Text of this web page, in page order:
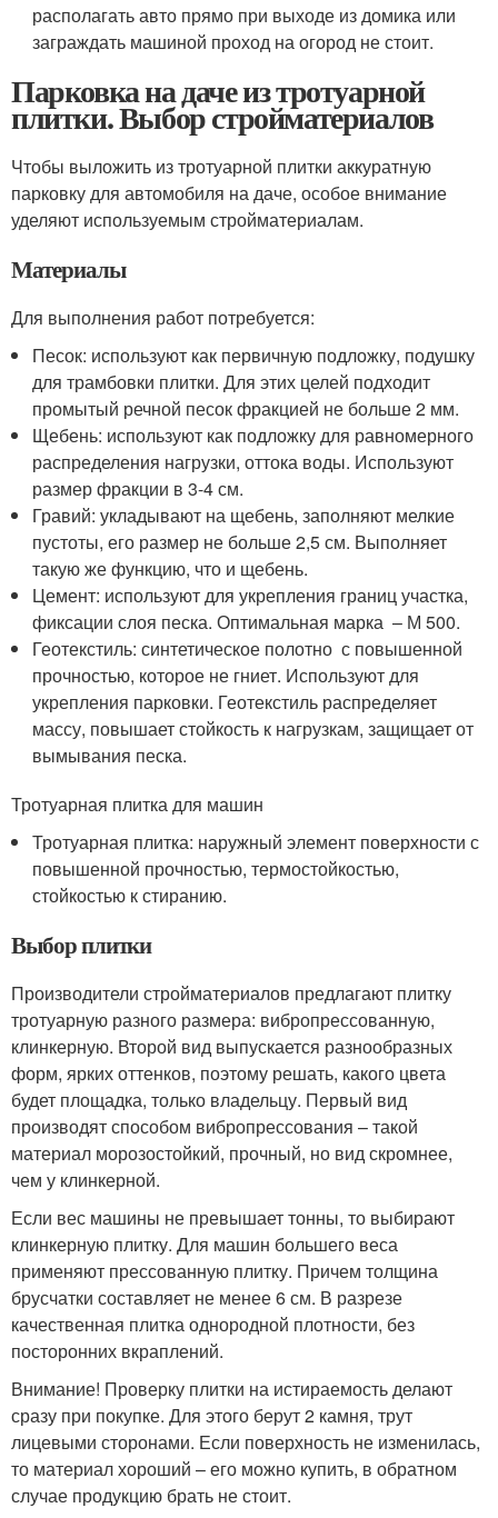
располагать авто прямо при выходе из домика или
заграждать машиной проход на огород не стоит.
Парковка на даче из тротуарной
плитки. Выбор стройматериалов
Чтобы выложить из тротуарной плитки аккуратную
парковку для автомобиля на даче, особое внимание
уделяют используемым стройматериалам.
Материалы
Для выполнения работ потребуется:
Песок: используют как первичную подложку, подушку
для трамбовки плитки. Для этих целей подходит
промытый речной песок фракцией не больше 2 мм.
Щебень: используют как подложку для равномерного
распределения нагрузки, оттока воды. Используют
размер фракции в 3-4 см.
Гравий: укладывают на щебень, заполняют мелкие
пустоты, его размер не больше 2,5 см. Выполняет
такую же функцию, что и щебень.
Цемент: используют для укрепления границ участка,
фиксации слоя песка. Оптимальная марка – М 500.
Геотекстиль: синтетическое полотно с повышенной
прочностью, которое не гниет. Используют для
укрепления парковки. Геотекстиль распределяет
массу, повышает стойкость к нагрузкам, защищает от
вымывания песка.
Тротуарная плитка для машин
Тротуарная плитка: наружный элемент поверхности с
повышенной прочностью, термостойкостью,
стойкостью к стиранию.
Выбор плитки
Производители стройматериалов предлагают плитку
тротуарную разного размера: вибропрессованную,
клинкерную. Второй вид выпускается разнообразных
форм, ярких оттенков, поэтому решать, какого цвета
будет площадка, только владельцу. Первый вид
производят способом вибропрессования – такой
материал морозостойкий, прочный, но вид скромнее,
чем у клинкерной.
Если вес машины не превышает тонны, то выбирают
клинкерную плитку. Для машин большего веса
применяют прессованную плитку. Причем толщина
брусчатки составляет не менее 6 см. В разрезе
качественная плитка однородной плотности, без
посторонних вкраплений.
Внимание! Проверку плитки на истираемость делают
сразу при покупке. Для этого берут 2 камня, трут
лицевыми сторонами. Если поверхность не изменилась,
то материал хороший – его можно купить, в обратном
случае продукцию брать не стоит.